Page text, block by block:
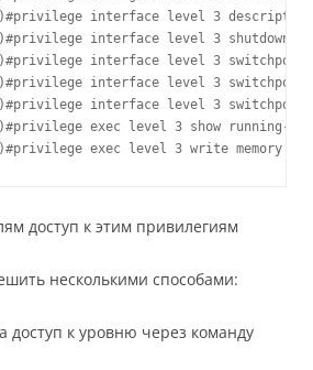
interface level 3 description
interface level 3 shutdown
interface level 3 switchport
interface level 3 switchport
interface level 3 switchport
exec level 3 show running-
exec level 3 write memory
доступ к этим привилегиям
несколькими способами:
доступ к уровню через команду